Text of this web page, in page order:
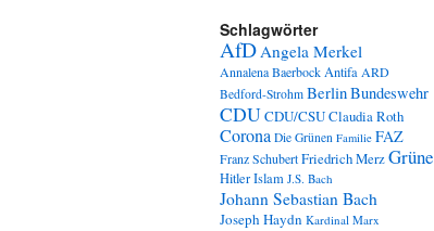
Schlagwörter
AfDAngela Merkel
Annalena BaerbockAntifa ARD
Bedford-Strohm BerlinBundeswehr
CDUCDU/CSUClaudia Roth
Corona Die Grünen Familie FAZ
Franz SchubertFriedrich MerzGrüne
HitlerIslam J.S. Bach
Johann Sebastian Bach
Joseph Haydn Kardinal Marx